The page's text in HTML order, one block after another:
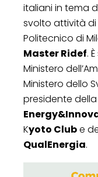
italiani in tema
svolto attività di
Politecnico di
Master Ridef.
Ministero
Ministero dello
presidente
Kyoto Clube
QualEnergia.